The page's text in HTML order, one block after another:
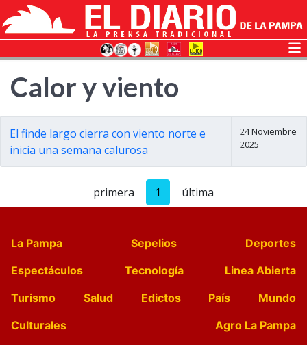
Calor y viento
El finde largo cierra con viento norte e
inicia una semana calurosa
24 Noviembre
2025
primera 1 última
La Pampa Sepelios
Deportes
Espectáculos
Tecnología
Linea Abierta
Turismo
Salud Edictos País
Mundo
Culturales
Agro La Pampa